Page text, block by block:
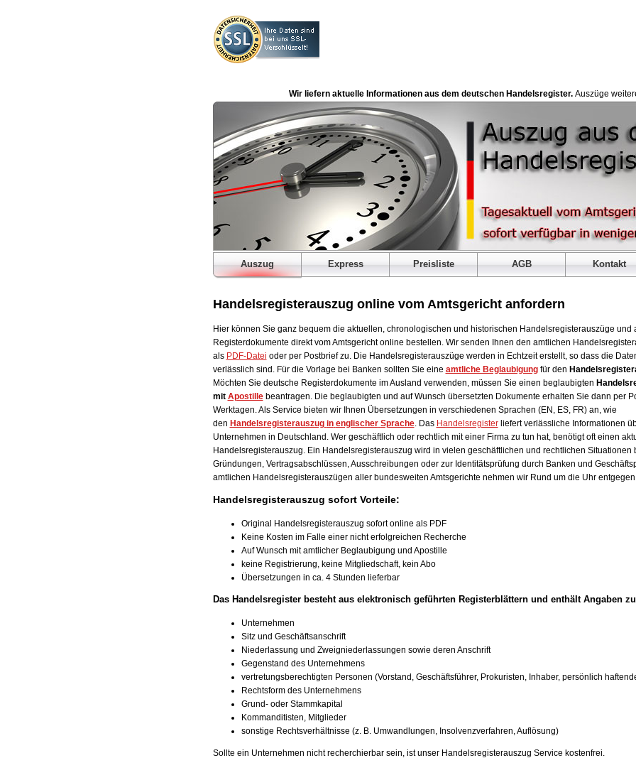
Wir liefern aktuelle Informationen aus dem deutschen Handelsregister.Auszüge
Auszug Express Preisliste AGB Kontakt
Handelsregisterauszug online vom Amtsgericht anfordern
Hier können Sie ganz bequem die aktuellen, chronologischen und historischen Handelsregisterauszüge und
Registerdokumente direkt vom Amtsgericht online bestellen. Wir senden Ihnen den amtlichen
als PDF-Datei oder per Postbrief zu. Die Handelsregisterauszüge werden in Echtzeit erstellt, so dass die
verlässlich sind. Für die Vorlage bei Banken sollten Sie eine amtliche Beglaubigungfür den
Möchten Sie deutsche Registerdokumente im Ausland verwenden, müssen Sie einen beglaubigten
mit Apostille beantragen. Die beglaubigten und auf Wunsch übersetzten Dokumente erhalten Sie dann per
Werktagen. Als Service bieten wir Ihnen Übersetzungen in verschiedenen Sprachen (EN, ES, FR) an, wie
den Handelsregisterauszug in englischer Sprache. Das Handelsregisterliefert verlässliche Informationen
Unternehmen in Deutschland. Wer geschäftlich oder rechtlich mit einer Firma zu tun hat, benötigt oft einen
Handelsregisterauszug. Ein Handelsregisterauszug wird in vielen geschäftlichen und rechtlichen Situationen
Gründungen, Vertragsabschlüssen, Ausschreibungen oder zur Identitätsprüfung durch Banken und
amtlichen Handelsregisterauszügen aller bundesweiten Amtsgerichte nehmen wir Rund um die Uhr
Handelsregisterauszug sofort Vorteile:
Original Handelsregisterauszug sofort online als PDF
Keine Kosten im Falle einer nicht erfolgreichen Recherche
Auf Wunsch mit amtlicher Beglaubigung und Apostille
keine Registrierung, keine Mitgliedschaft, kein Abo
Übersetzungen in ca. 4 Stunden lieferbar
Das Handelsregister besteht aus elektronisch geführten Registerblättern und enthält Angaben
Unternehmen
Sitz und Geschäftsanschrift
Niederlassung und Zweigniederlassungen sowie deren Anschrift
Gegenstand des Unternehmens
vertretungsberechtigten Personen (Vorstand, Geschäftsführer, Prokuristen, Inhaber, persönlich
Rechtsform des Unternehmens
Grund- oder Stammkapital
Kommanditisten, Mitglieder
sonstige Rechtsverhältnisse (z. B. Umwandlungen, Insolvenzverfahren, Auflösung)
Sollte ein Unternehmen nicht recherchierbar sein, ist unser Handelsregisterauszug Service kostenfrei.